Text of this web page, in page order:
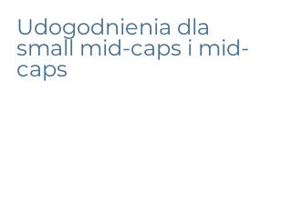
Udogodnienia dla
small mid-caps i mid-
caps